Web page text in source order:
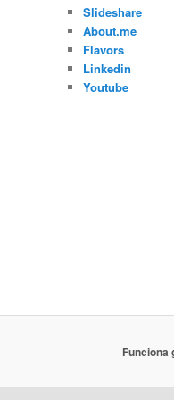
Slideshare
About.me
Flavors
Linkedin
Youtube
Funciona